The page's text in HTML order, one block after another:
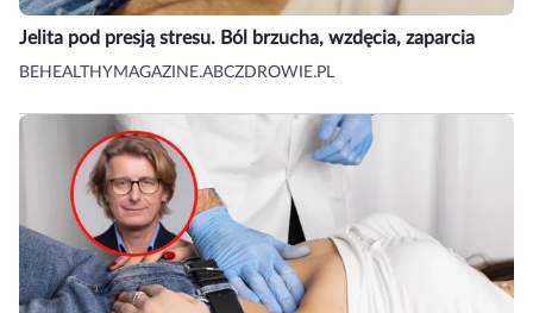
Jelita pod presją stresu. Ból brzucha, wzdęcia, zaparcia
BEHEALTHYMAGAZINE.ABCZDROWIE.PL